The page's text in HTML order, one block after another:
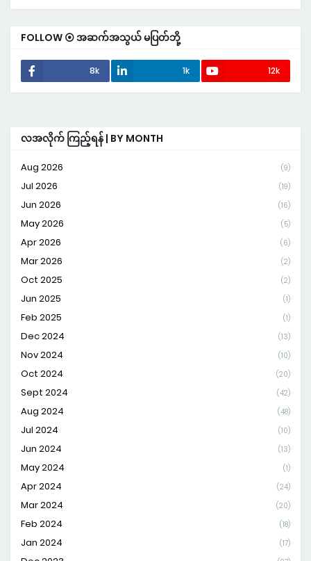
FOLLOW ⦿ အဆက်အသွယ် မပြတ်ဘို့
8k 1k 12k
လအလိုက် ကြည့်ရန် | BY MONTH
Aug 2026 (9)
Jul 2026 (19)
Jun 2026 (16)
May 2026 (5)
Apr 2026 (6)
Mar 2026 (2)
Oct 2025 (2)
Jun 2025 (1)
Feb 2025 (1)
Dec 2024 (13)
Nov 2024 (10)
Oct 2024 (20)
Sept 2024 (42)
Aug 2024 (48)
Jul 2024 (10)
Jun 2024 (13)
May 2024 (1)
Apr 2024 (24)
Mar 2024 (20)
Feb 2024 (18)
Jan 2024 (17)